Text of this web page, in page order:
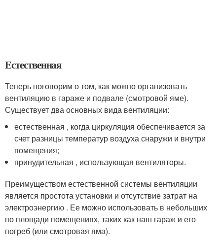
Естественная
Теперь поговорим о том, как можно организовать
вентиляцию в гараже и подвале (смотровой яме).
Существует два основных вида вентиляции:
естественная , когда циркуляция обеспечивается за
счет разницы температур воздуха снаружи и внутри
помещения;
принудительная , использующая вентиляторы.
Преимуществом естественной системы вентиляции
является простота установки и отсутствие затрат на
электроэнергию . Ее можно использовать в небольших
по площади помещениях, таких как наш гараж и его
погреб (или смотровая яма).